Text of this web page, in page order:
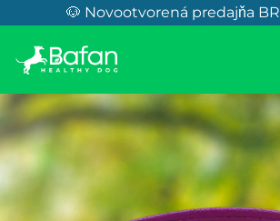
Skip to Content🐶 Novootvorená predajňa